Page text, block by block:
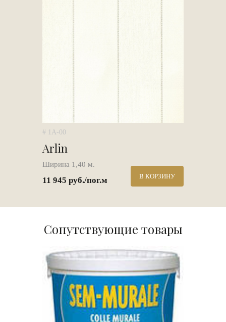
# 1A-00
Arlin
Ширина 1,40 м.
11 945 руб./пог.м В КОРЗИНУ
Сопутствующие товары